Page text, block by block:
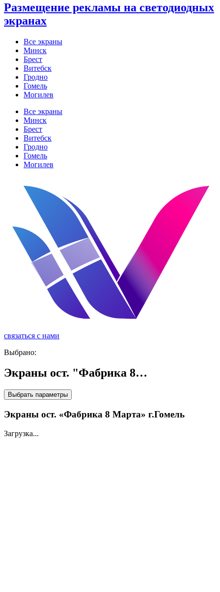
Размещение рекламы на светодиодных
экранах
Все экраны
Минск
Брест
Витебск
Гродно
Гомель
Могилев
Все экраны
Минск
Брест
Витебск
Гродно
Гомель
Могилев
НА LED ЭКРАНАХ
реклама
связаться с нами
Выбрано:
Экраны ост. "Фабрика 8…
Выбрать параметры
Экраны ост. «Фабрика 8 Марта» г.Гомель
Загрузка...